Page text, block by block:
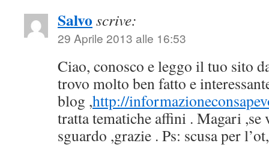
Salvo scrive:
29 Aprile 2013 alle 16:53
Ciao, conosco e leggo il tuo sito
trovo molto ben fatto e
blog ,http://
tratta tematiche affini . Magari ,se
sguardo ,grazie . Ps: scusa per